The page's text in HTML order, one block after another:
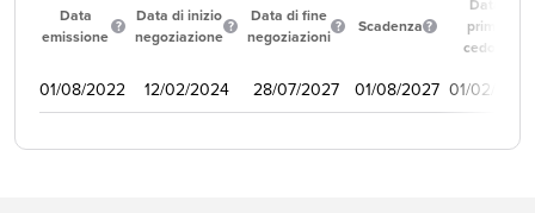
Data
emissione
Data di inizio
negoziazione
Data di fine
negoziazioni
Scadenza
Data
prima
cedola
01/08/2022 12/02/2024 28/07/2027 01/08/2027 01/02/2023